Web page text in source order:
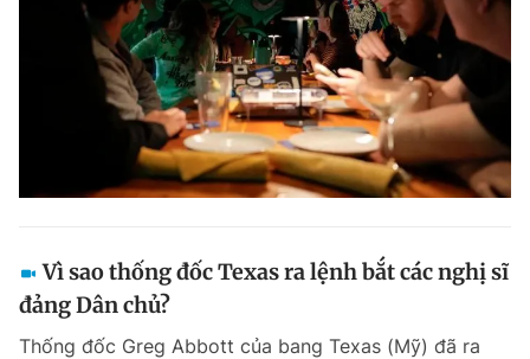
Magazine
Sản phẩm khác
Bạn cần biết
Vì sao thống đốc Texas ra lệnh bắt các nghị sĩ
đảng Dân chủ?
Thống đốc Greg Abbott của bang Texas (Mỹ) đã ra